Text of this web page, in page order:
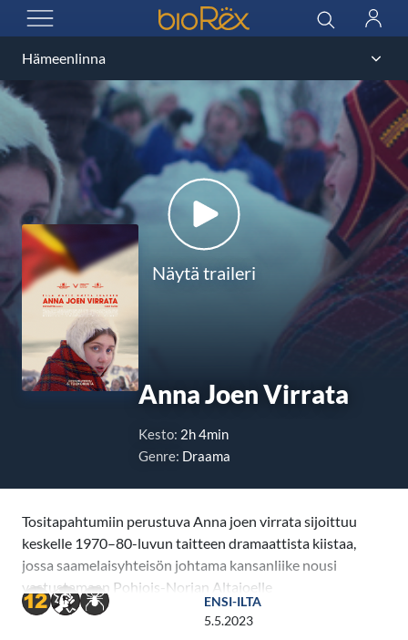
AVAA VALIKKO
BioRex Cinemas Haku
Näytä traileri
Anna Joen Virrata
Kesto: 2h 4min
Genre: Draama
Tositapahtumiin perustuva Anna joen virrata sijoittuu
keskelle 1970–80-luvun taitteen dramaattista kiistaa,
jossa saamelaisyhteisön johtama kansanliike nousi
vastustamaan Pohjois-Norjan Altajoelle
rakennettavaa vesivoimalaa – ja samalla
puolustamaan saamelaisten oikeutta olla olemassa.
ENSI-ILTA
5.5.2023